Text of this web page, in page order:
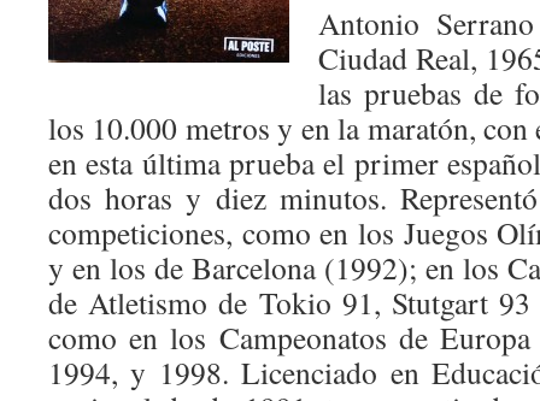
Antonio
Ciudad Real,
las pruebas de
los 10.000 metros y en la maratón,
en esta última prueba el primer
dos horas y diez minutos.
competiciones, como en los Juegos
y en los de Barcelona (1992); en los
de Atletismo de Tokio 91, Stutgart
como en los Campeonatos de
1994, y 1998. Licenciado en